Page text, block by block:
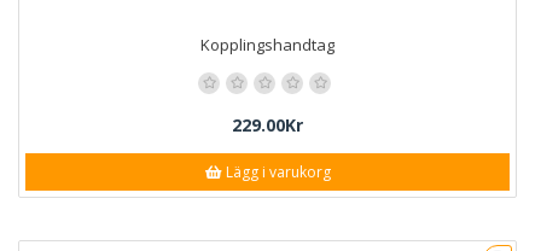
Kopplingshandtag
229.00Kr
Lägg i varukorg